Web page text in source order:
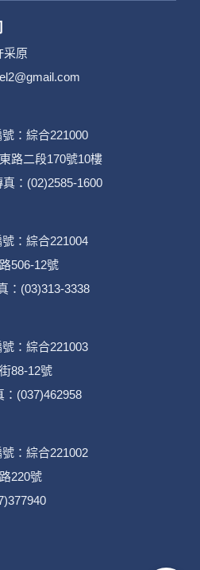
采原
：綜合221000
路二段170號10樓
：(02)2585-1600
：綜合221004
506-12號
：(03)313-3338
：綜合221003
88-12號
(037)462958
：綜合221002
220號